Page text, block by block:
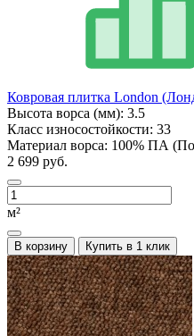
Ковровая плитка London
Высота ворса (мм): 3.5
Класс износостойкости: 33
Материал ворса: 100% ПА
2 699 руб.
м²
В корзину Купить в 1 клик